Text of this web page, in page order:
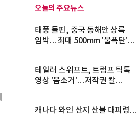
오늘의 주요뉴스
태풍 돌핀, 중국 동해안 상륙
임박…최대 500mm '물폭탄'
테일러 스위프트, 트럼프 틱톡
영상 '음소거'…저작권 칼
캐나다 와인 산지 산불 대피령…